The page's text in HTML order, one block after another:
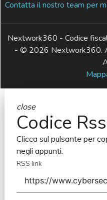
Contatta il nostro team per
Nextwork360 - Codice
- © 2026 Nextwork360.
close
Codice Rss
Clicca sul pulsante per
negli appunti.
RSS link